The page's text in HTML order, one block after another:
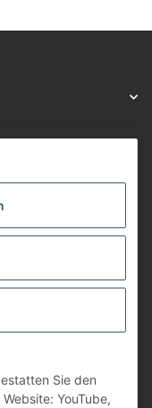
Sie den
YouTube,